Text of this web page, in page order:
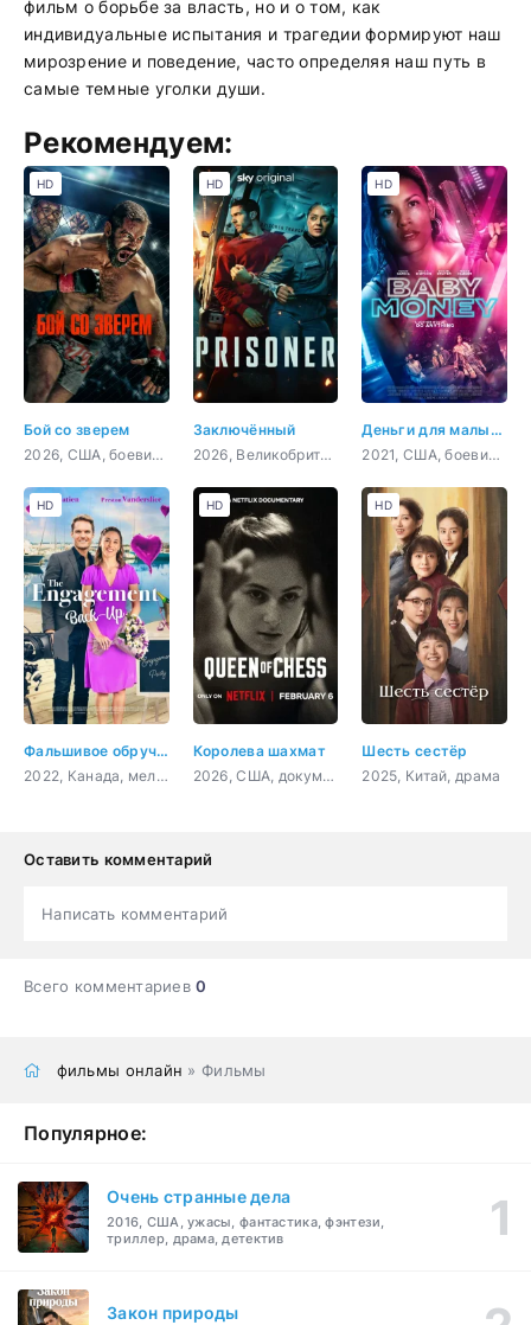
фильм о борьбе за власть, но и о том, как
индивидуальные испытания и трагедии формируют наш
мирозрение и поведение, часто определяя наш путь в
самые темные уголки души.
Рекомендуем:
Бой со зверем
2026, США, боевик, драма, спорт
HD
Заключённый
2026, Великобритания, боевик, триллер, криминал
HD
Деньги для малышки
2021, США, боевик, триллер
HD
Фальшивое обручение
2022, Канада, мелодрама, комедия
HD
Королева шахмат
2026, США, документальный, биография
HD
Шесть сестёр
2025, Китай, драма
HD
Оставить комментарий
Написать комментарий
Всего комментариев0
фильмы онлайн » Фильмы
Популярное:
Очень странные дела
2016, США, ужасы, фантастика, фэнтези,
триллер, драма, детектив
Закон природы